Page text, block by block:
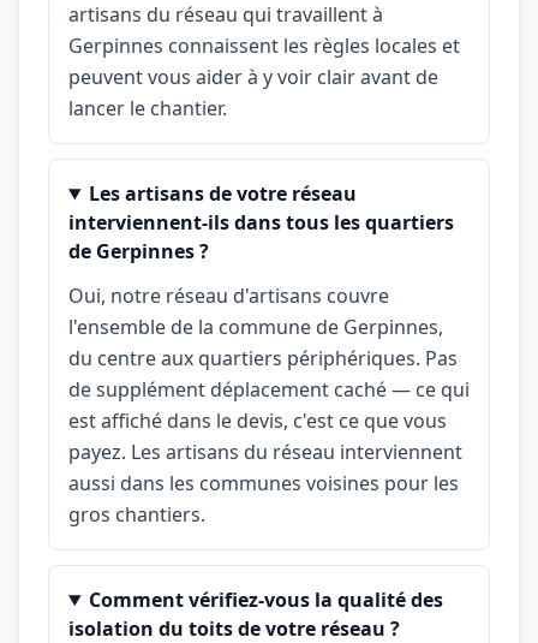
artisans du réseau qui travaillent à
Gerpinnes connaissent les règles locales et
peuvent vous aider à y voir clair avant de
lancer le chantier.
Les artisans de votre réseau
interviennent-ils dans tous les quartiers
de Gerpinnes ?
Oui, notre réseau d'artisans couvre
l'ensemble de la commune de Gerpinnes,
du centre aux quartiers périphériques. Pas
de supplément déplacement caché — ce qui
est affiché dans le devis, c'est ce que vous
payez. Les artisans du réseau interviennent
aussi dans les communes voisines pour les
gros chantiers.
Comment vérifiez-vous la qualité des
isolation du toits de votre réseau ?